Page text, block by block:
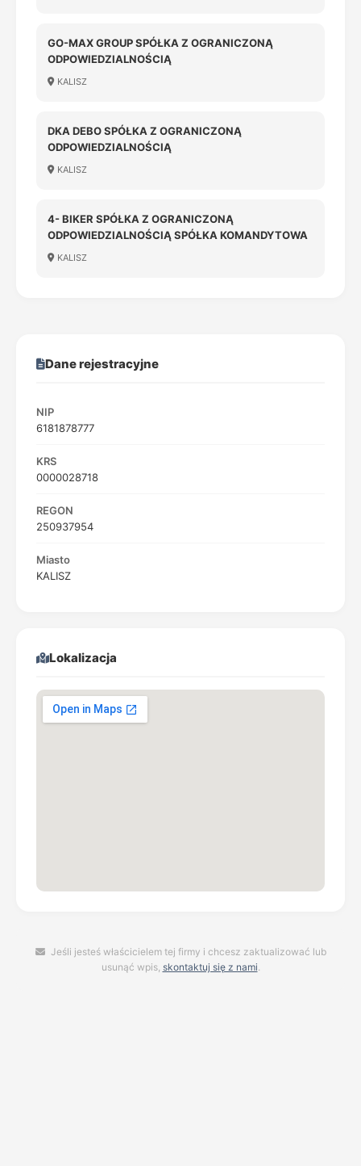
GO-MAX GROUP SPÓŁKA Z OGRANICZONĄ
ODPOWIEDZIALNOŚCIĄ
KALISZ
DKA DEBO SPÓŁKA Z OGRANICZONĄ
ODPOWIEDZIALNOŚCIĄ
KALISZ
4- BIKER SPÓŁKA Z OGRANICZONĄ
ODPOWIEDZIALNOŚCIĄ SPÓŁKA KOMANDYTOWA
KALISZ
Dane rejestracyjne
NIP
6181878777
KRS
0000028718
REGON
250937954
Miasto
KALISZ
Lokalizacja
Jeśli jesteś właścicielem tej firmy i chcesz zaktualizować lub
usunąć wpis, skontaktuj się z nami.